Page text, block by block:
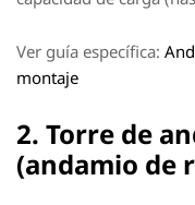
Ver guía específica:
montaje
2. Torre de
(andamio de